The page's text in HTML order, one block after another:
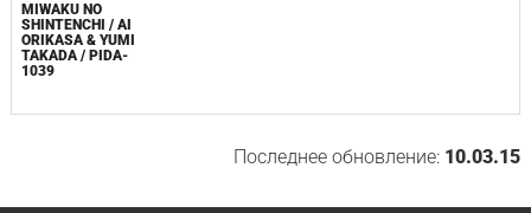
MIWAKU NO
SHINTENCHI / AI
ORIKASA & YUMI
TAKADA / PIDA-
1039
Последнее обновление: 10.03.15